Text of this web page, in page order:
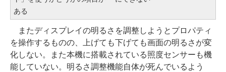
ある
またディスプレイの明るさを調整しようとプロパティ
を操作するものの、上げても下げても画面の明るさが変
化しない。また本機に搭載されている照度センサーも機
能していない。明るさ調整機能自体が死んでいるよう